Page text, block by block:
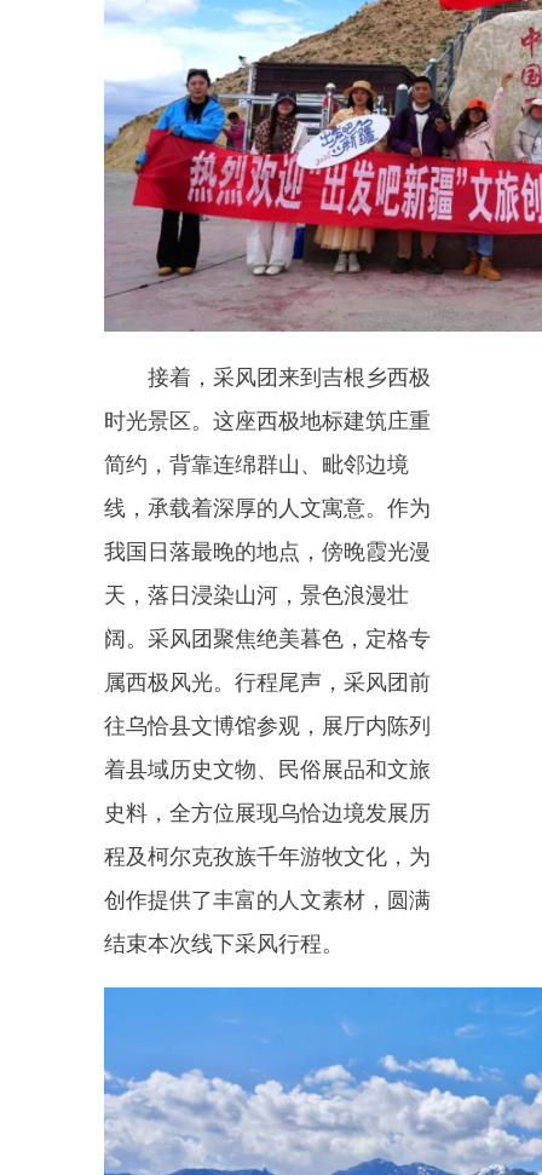
阔。采风团聚焦绝美暮色，定格专
属西极风光。行程尾声，采风团前
往乌恰县文博馆参观，展厅内陈列
着县域历史文物、民俗展品和文旅
史料，全方位展现乌恰边境发展历
程及柯尔克孜族千年游牧文化，为
创作提供了丰富的人文素材，圆满
结束本次线下采风行程。